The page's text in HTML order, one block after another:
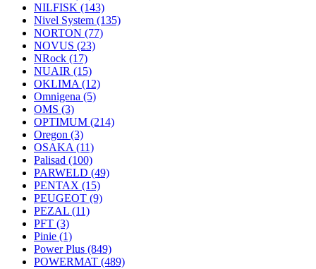
NILFISK (143)
Nivel System (135)
NORTON (77)
NOVUS (23)
NRock (17)
NUAIR (15)
OKLIMA (12)
Omnigena (5)
OMS (3)
OPTIMUM (214)
Oregon (3)
OSAKA (11)
Palisad (100)
PARWELD (49)
PENTAX (15)
PEUGEOT (9)
PEZAL (11)
PFT (3)
Pinie (1)
Power Plus (849)
POWERMAT (489)